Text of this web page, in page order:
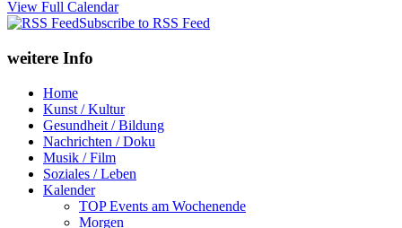
View Full Calendar
Subscribe to RSS Feed
weitere Info
Home
Kunst / Kultur
Gesundheit / Bildung
Nachrichten / Doku
Musik / Film
Soziales / Leben
Kalender
TOP Events am Wochenende
Morgen